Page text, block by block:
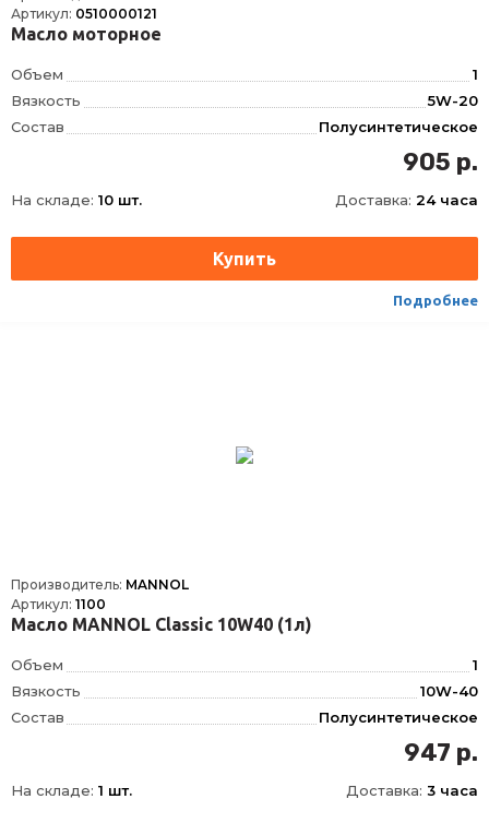
Артикул: 0510000121
Масло моторное
Объем
1
Вязкость
5W-20
Состав
Полусинтетическое
905 р.
На складе: 10 шт. Доставка: 24 часа
Подробнее
Производитель: MANNOL
Артикул: 1100
Масло MANNOL Classic 10W40 (1л)
Объем
1
Вязкость
10W-40
Состав
Полусинтетическое
B4, A3
API
CF, SN, SM, CH-4
947 р.
На складе: 1 шт. Доставка: 3 часа